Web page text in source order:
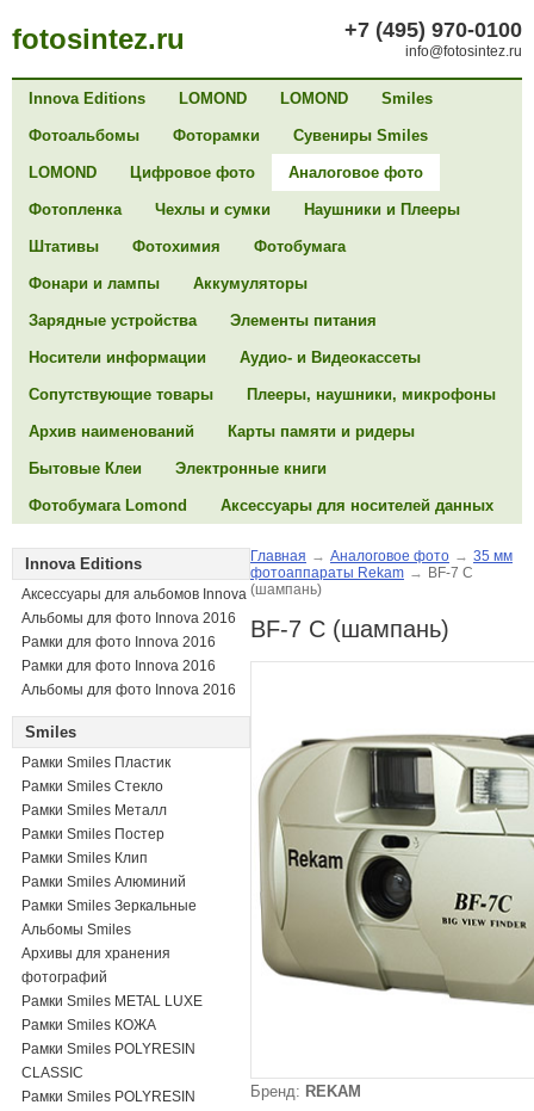
fotosintez.ru +7 (495) 970-0100
info@fotosintez.ru
Innova Editions LOMOND LOMOND Smiles
Фотоальбомы Фоторамки Сувениры Smiles
LOMOND Цифровое фото Аналоговое фото
Фотопленка Чехлы и сумки Наушники и Плееры
Штативы Фотохимия Фотобумага
Фонари и лампы Аккумуляторы
Зарядные устройства Элементы питания
Носители информации Аудио- и Видеокассеты
Сопутствующие товары Плееры, наушники, микрофоны
Архив наименований Карты памяти и ридеры
Бытовые Клеи Электронные книги
Фотобумага Lomond Аксессуары для носителей данных
Innova Editions
Аксессуары для альбомов Innova
Альбомы для фото Innova 2016
Рамки для фото Innova 2016
Рамки для фото Innova 2016
Альбомы для фото Innova 2016
Smiles
Рамки Smiles Пластик
Рамки Smiles Стекло
Рамки Smiles Металл
Рамки Smiles Постер
Рамки Smiles Клип
Рамки Smiles Алюминий
Рамки Smiles Зеркальные
Альбомы Smiles
Архивы для хранения
фотографий
Рамки Smiles METAL LUXE
Рамки Smiles КОЖА
Рамки Smiles POLYRESIN
CLASSIC
Рамки Smiles POLYRESIN
Главная → Аналоговое фото → 35 мм
фотоаппараты Rekam → BF-7 С
(шампань)
BF-7 С (шампань)
Бренд: REKAM